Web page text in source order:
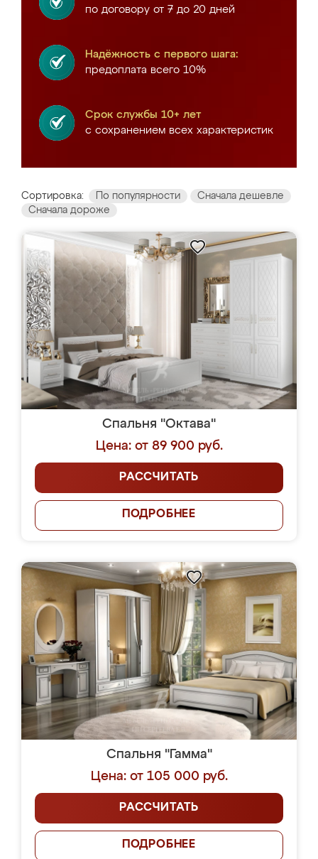
по договору от 7 до 20 дней
Надёжность с первого шага:
предоплата всего 10%
Срок службы 10+ лет
с сохранением всех характеристик
Сортировка: По популярности
Сначала дешевле
Сначала дороже
Спальня "Октава"
Цена: от 89 900 руб.
РАССЧИТАТЬ
ПОДРОБНЕЕ
Спальня "Гамма"
Цена: от 105 000 руб.
РАССЧИТАТЬ
ПОДРОБНЕЕ